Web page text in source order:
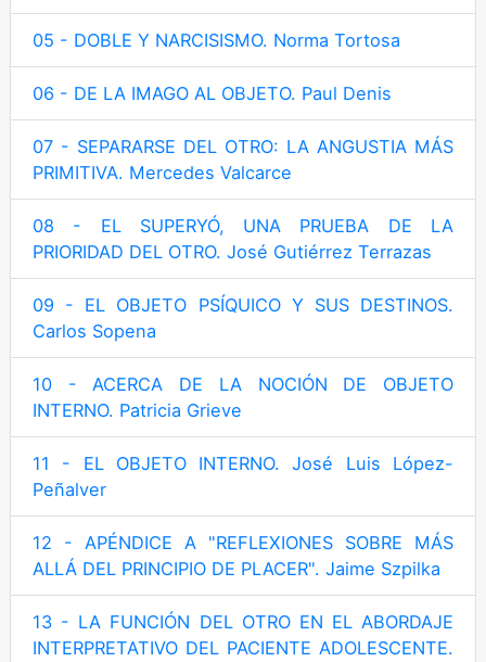
05 - DOBLE Y NARCISISMO. Norma Tortosa
06 - DE LA IMAGO AL OBJETO. Paul Denis
07 - SEPARARSE DEL OTRO: LA ANGUSTIA MÁS
PRIMITIVA. Mercedes Valcarce
08 - EL SUPERYÓ, UNA PRUEBA DE LA
PRIORIDAD DEL OTRO. José Gutiérrez Terrazas
09 - EL OBJETO PSÍQUICO Y SUS DESTINOS.
Carlos Sopena
10 - ACERCA DE LA NOCIÓN DE OBJETO
INTERNO. Patricia Grieve
11 - EL OBJETO INTERNO. José Luis López-
Peñalver
12 - APÉNDICE A "REFLEXIONES SOBRE MÁS
ALLÁ DEL PRINCIPIO DE PLACER". Jaime Szpilka
13 - LA FUNCIÓN DEL OTRO EN EL ABORDAJE
INTERPRETATIVO DEL PACIENTE ADOLESCENTE.